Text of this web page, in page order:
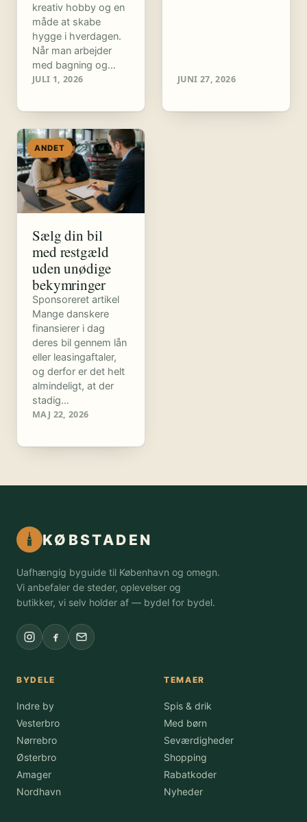
kreativ hobby og en
måde at skabe
hygge i hverdagen.
Når man arbejder
med bagning og…
JULI 1, 2026 JUNI 27, 2026
ANDET
Sælg din bil
med restgæld
uden unødige
bekymringer
Sponsoreret artikel
Mange danskere
finansierer i dag
deres bil gennem lån
eller leasingaftaler,
og derfor er det helt
almindeligt, at der
stadig…
MAJ 22, 2026
KØBSTADEN
Uafhængig byguide til København og omegn.
Vi anbefaler de steder, oplevelser og
butikker, vi selv holder af — bydel for bydel.
BYDELE
Indre by
Vesterbro
Nørrebro
Østerbro
Amager
Nordhavn
TEMAER
Spis & drik
Med børn
Seværdigheder
Shopping
Rabatkoder
Nyheder